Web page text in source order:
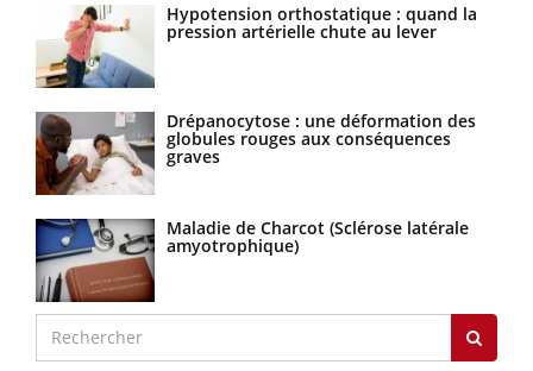
Hypotension orthostatique : quand la
pression artérielle chute au lever
Drépanocytose : une déformation des
globules rouges aux conséquences
graves
Maladie de Charcot (Sclérose latérale
amyotrophique)